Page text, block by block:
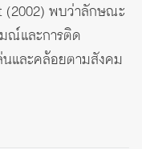
(2002) พบว่าลักษณะ
ณ์และการติด
และคล้อยตามสังคม